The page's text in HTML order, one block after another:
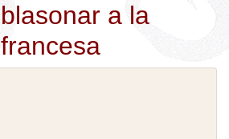
blasonar a la
francesa